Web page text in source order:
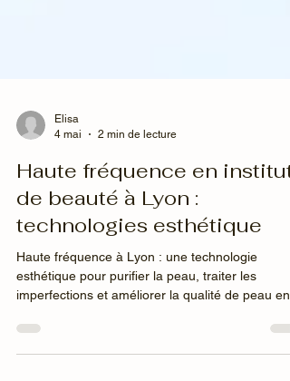
4 mai
2 min de lecture
Haute fréquence en institut
de beauté à Lyon :
technologies esthétique
Haute fréquence à Lyon : une technologie
esthétique pour purifier la peau, traiter les
imperfections et améliorer la qualité de peau en